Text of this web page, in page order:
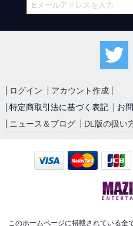
ログイン
アカウント作成
特定商取引法に基づく表記
お
ニュース＆ブログ
DL版の扱い
このホームページに掲載されている全